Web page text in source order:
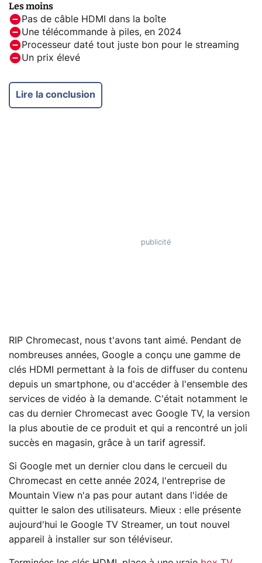
Les moins
Pas de câble HDMI dans la boîte
Une télécommande à piles, en 2024
Processeur daté tout juste bon pour le streaming
Un prix élevé
Lire la conclusion
RIP Chromecast, nous t'avons tant aimé. Pendant de
nombreuses années, Google a conçu une gamme de
clés HDMI permettant à la fois de diffuser du contenu
depuis un smartphone, ou d'accéder à l'ensemble des
services de vidéo à la demande. C'était notamment le
cas du dernier Chromecast avec Google TV, la version
la plus aboutie de ce produit et qui a rencontré un joli
succès en magasin, grâce à un tarif agressif.
Si Google met un dernier clou dans le cercueil du
Chromecast en cette année 2024, l'entreprise de
Mountain View n'a pas pour autant dans l'idée de
quitter le salon des utilisateurs. Mieux : elle présente
aujourd'hui le Google TV Streamer, un tout nouvel
appareil à installer sur son téléviseur.